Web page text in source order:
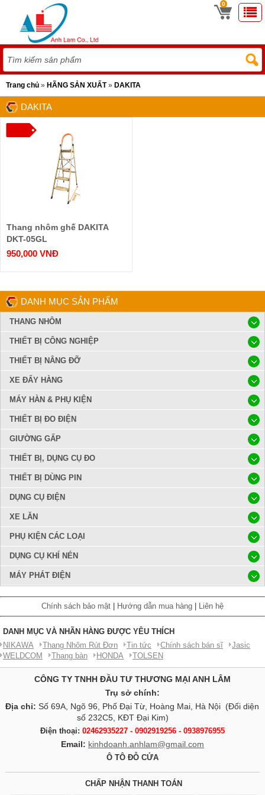
0
Trang chủ » HÃNG SẢN XUẤT» DAKITA
DAKITA
Thang nhôm ghế DAKITA
DKT-05GL
950,000 VNĐ
DANH MỤC SẢN PHẨM
THANG NHÔM
THIẾT BỊ CÔNG NGHIỆP
THIẾT BỊ NÂNG ĐỠ
XE ĐẨY HÀNG
MÁY HÀN & PHỤ KIỆN
THIẾT BỊ ĐO ĐIỆN
GIƯỜNG GẤP
THIẾT BỊ, DỤNG CỤ ĐO
THIẾT BỊ DÙNG PIN
DỤNG CỤ ĐIỆN
XE LĂN
PHỤ KIỆN CÁC LOẠI
DỤNG CỤ KHÍ NÉN
MÁY PHÁT ĐIỆN
Chính sách bảo mật Hướng dẫn mua hàng Liên hệ
DANH MỤC VÀ NHÃN HÀNG ĐƯỢC YÊU THÍCH
NIKAWA
Thang Nhôm Rút Đơn Tin tức Chính sách bán sĩ
Jasic
WELDCOM
Thang bàn HONDA TOLSEN
CÔNG TY TNHH ĐẦU TƯ THƯƠNG MẠI ANH LÂM
Trụ sở chính:
Địa chỉ: Số 69A, Ngõ 96, Phố Đại Từ, Hoàng Mai, Hà Nội (Đối diện
số 232C5, KĐT Đại Kim)
Điện thoại: 02462935227 - 0902919256 - 0938976955
Email: kinhdoanh.anhlam@gmail.com
Ô TÔ ĐỖ CỬA
CHẤP NHẬN THANH TOÁN